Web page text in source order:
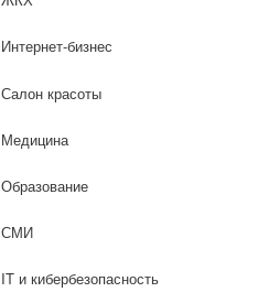
Интернет-бизнес
Салон красоты
Медицина
Образование
СМИ
IT и кибербезопасность